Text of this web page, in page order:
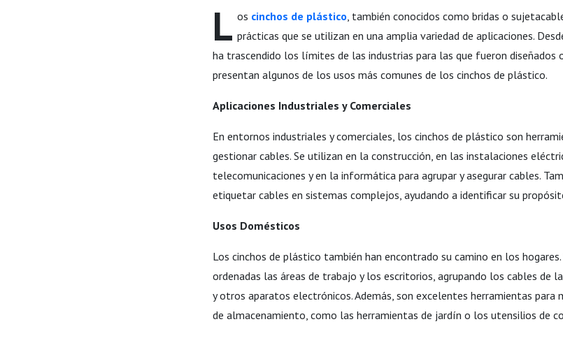
L os cinchos de plástico, también conocidos como bridas o
prácticas que se utilizan en una amplia variedad de aplicaciones.
ha trascendido los límites de las industrias para las que fueron diseñados
presentan algunos de los usos más comunes de los cinchos de plástico.
Aplicaciones Industriales y Comerciales
En entornos industriales y comerciales, los cinchos de plástico son
gestionar cables. Se utilizan en la construcción, en las instalaciones
telecomunicaciones y en la informática para agrupar y asegurar cables.
etiquetar cables en sistemas complejos, ayudando a identificar su
Usos Domésticos
Los cinchos de plástico también han encontrado su camino en los
ordenadas las áreas de trabajo y los escritorios, agrupando los cables de
y otros aparatos electrónicos. Además, son excelentes herramientas
de almacenamiento, como las herramientas de jardín o los utensilios de